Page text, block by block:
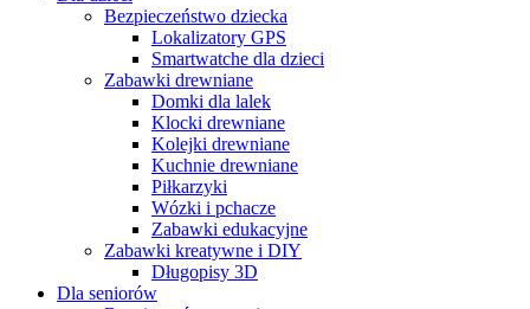
Bezpieczeństwo dziecka
Lokalizatory GPS
Smartwatche dla dzieci
Zabawki drewniane
Domki dla lalek
Klocki drewniane
Kolejki drewniane
Kuchnie drewniane
Piłkarzyki
Wózki i pchacze
Zabawki edukacyjne
Zabawki kreatywne i DIY
Długopisy 3D
Dla seniorów